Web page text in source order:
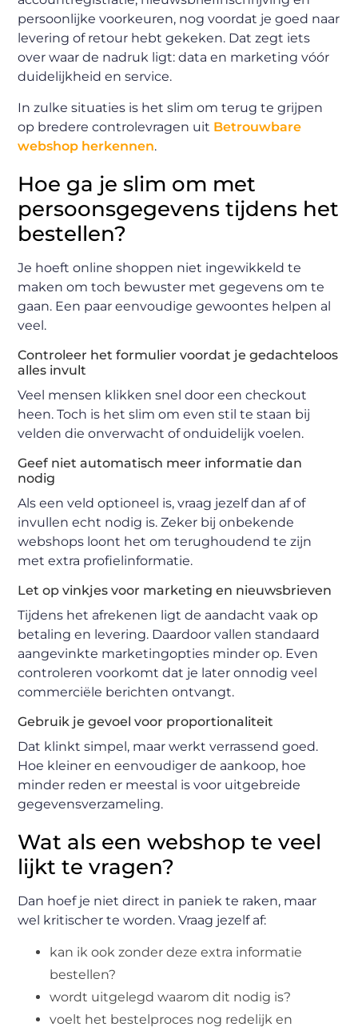
persoonlijke voorkeuren, nog voordat je goed naar
levering of retour hebt gekeken. Dat zegt iets
over waar de nadruk ligt: data en marketing vóór
duidelijkheid en service.
In zulke situaties is het slim om terug te grijpen
op bredere controlevragen uit Betrouwbare
webshop herkennen.
Hoe ga je slim om met
persoonsgegevens tijdens het
bestellen?
Je hoeft online shoppen niet ingewikkeld te
maken om toch bewuster met gegevens om te
gaan. Een paar eenvoudige gewoontes helpen al
veel.
Controleer het formulier voordat je gedachteloos
alles invult
Veel mensen klikken snel door een checkout
heen. Toch is het slim om even stil te staan bij
velden die onverwacht of onduidelijk voelen.
Geef niet automatisch meer informatie dan
nodig
Als een veld optioneel is, vraag jezelf dan af of
invullen echt nodig is. Zeker bij onbekende
webshops loont het om terughoudend te zijn
met extra profielinformatie.
Let op vinkjes voor marketing en nieuwsbrieven
Tijdens het afrekenen ligt de aandacht vaak op
betaling en levering. Daardoor vallen standaard
aangevinkte marketingopties minder op. Even
controleren voorkomt dat je later onnodig veel
commerciële berichten ontvangt.
Gebruik je gevoel voor proportionaliteit
Dat klinkt simpel, maar werkt verrassend goed.
Hoe kleiner en eenvoudiger de aankoop, hoe
minder reden er meestal is voor uitgebreide
gegevensverzameling.
Wat als een webshop te veel
lijkt te vragen?
Dan hoef je niet direct in paniek te raken, maar
wel kritischer te worden. Vraag jezelf af:
kan ik ook zonder deze extra informatie
bestellen?
wordt uitgelegd waarom dit nodig is?
voelt het bestelproces nog redelijk en